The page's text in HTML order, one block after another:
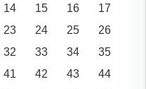
14 15 16
17
23 24 25
26
32 33 34
35
41 42 43
44